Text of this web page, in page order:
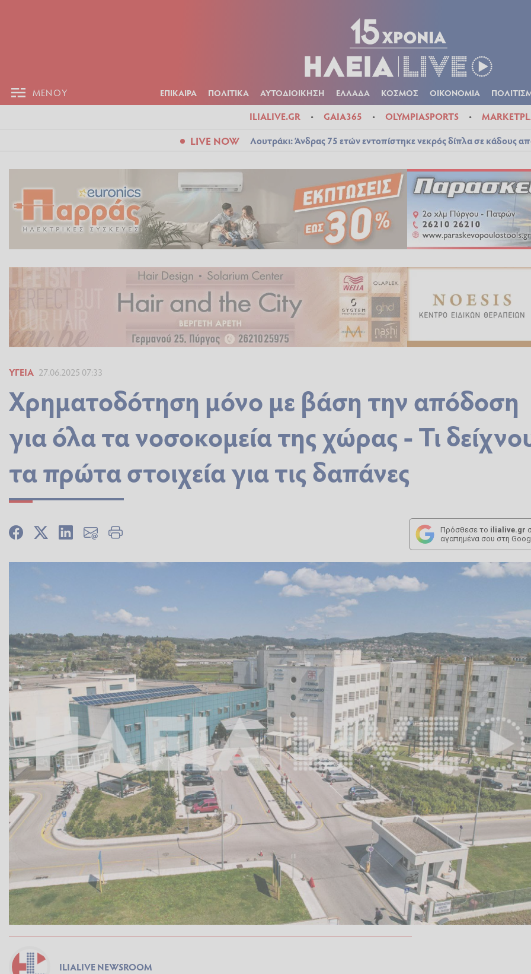
ΜΕΝΟΥ ΕΠΙΚΑΙΡΑ ΠΟΛΙΤΙΚΑ ΑΥΤΟΔΙΟΙΚΗΣΗ ΕΛΛΑΔΑ ΚΟΣΜΟΣ ΟΙΚΟΝΟΜΙΑ
ILIALIVE.GR GAIA365 OLYMPIASPORTS
LIVE NOW Λουτράκι: Άνδρας 75 ετών εντοπίστηκε νεκρός δίπλα σε κάδους
ΥΓΕΊΑ 27.06.2025 07:33
Χρηματοδότηση μόνο με βάση την απόδοση
για όλα τα νοσοκομεία της χώρας - Τι
τα πρώτα στοιχεία για τις δαπάνες
Πρόσθεσε το ilialive.gr
αγαπημένα σου στη
ILIALIVE NEWSROOM